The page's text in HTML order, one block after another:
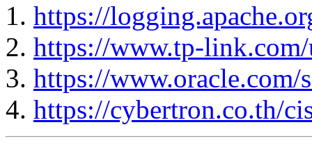
https://
https://www.tp-
https://
https://cybertron.co.th/